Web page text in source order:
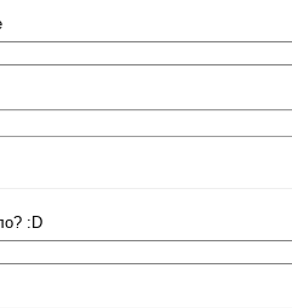
:D